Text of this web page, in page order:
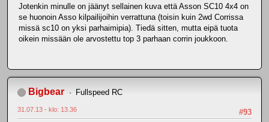
Jotenkin minulle on jäänyt sellainen kuva että Asson SC10 4x4 on
se huonoin Asso kilpailijoihin verrattuna (toisin kuin 2wd Corrissa
missä sc10 on yksi parhaimipia). Tiedä sitten, mutta eipä tuota
oikein missään ole arvostettu top 3 parhaan corrin joukkoon.
Bigbear Fullspeed RC
#93
31.07.13 - klo: 13.36